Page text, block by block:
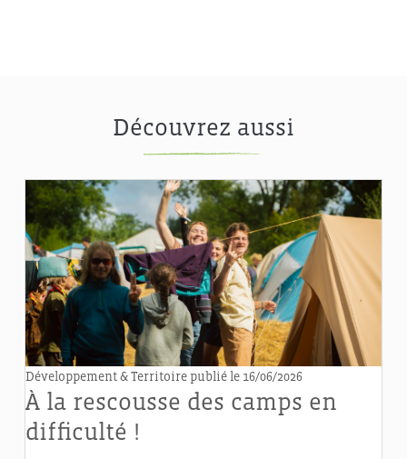
Découvrez aussi
Développement & Territoirepublié le 16/06/2026
À la rescousse des camps en
difficulté !